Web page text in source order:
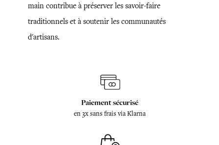
main contribue à préserver les savoir-faire
traditionnels et à soutenir les communautés
d'artisans.
Paiement sécurisé
en 3x sans frais via Klarna